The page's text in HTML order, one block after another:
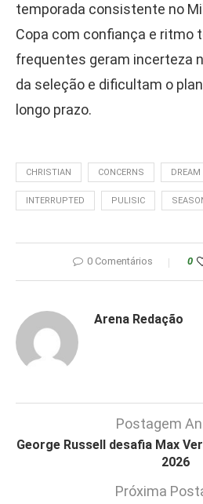
temporada consistente no
Copa com confiança e ritmo
frequentes geram incerteza
da seleção e dificultam o
longo prazo.
CHRISTIAN CONCERNS DREAM
INTERRUPTED PULISIC
0 Comentários 0
Arena Redação
Postagem
George Russell desafia Max
2026
Próxima